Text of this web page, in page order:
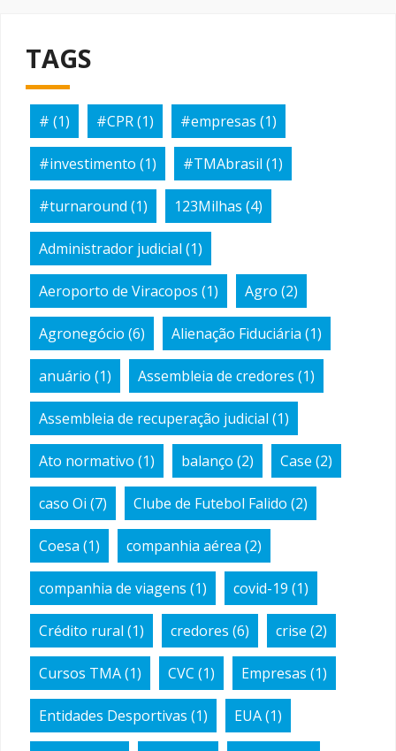
TAGS
# (1) #CPR(1) #empresas (1)
#investimento (1) #TMAbrasil (1)
#turnaround (1) 123Milhas (4)
Administrador judicial (1)
Aeroporto de Viracopos (1) Agro (2)
Agronegócio (6) Alienação Fiduciária (1)
anuário (1) Assembleia de credores (1)
Assembleia de recuperação judicial (1)
Ato normativo (1) balanço (2) Case (2)
caso Oi (7) Clube de Futebol Falido (2)
Coesa (1) companhia aérea (2)
companhia de viagens (1) covid-19 (1)
Crédito rural (1) credores (6) crise (2)
Cursos TMA(1) CVC (1) Empresas (1)
Entidades Desportivas (1) EUA(1)